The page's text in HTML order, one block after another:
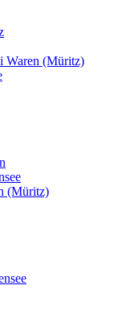
Waren (Müritz)
(Müritz)